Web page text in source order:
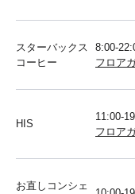
スターバックス
コーヒー
8:00-
フロア
HIS
11:00-
フロア
お直しコンシェ